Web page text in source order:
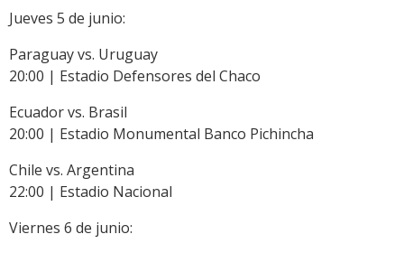
Jueves 5 de junio:
Paraguay vs. Uruguay
20:00 | Estadio Defensores del Chaco
Ecuador vs. Brasil
20:00 | Estadio Monumental Banco Pichincha
Chile vs. Argentina
22:00 | Estadio Nacional
Viernes 6 de junio: